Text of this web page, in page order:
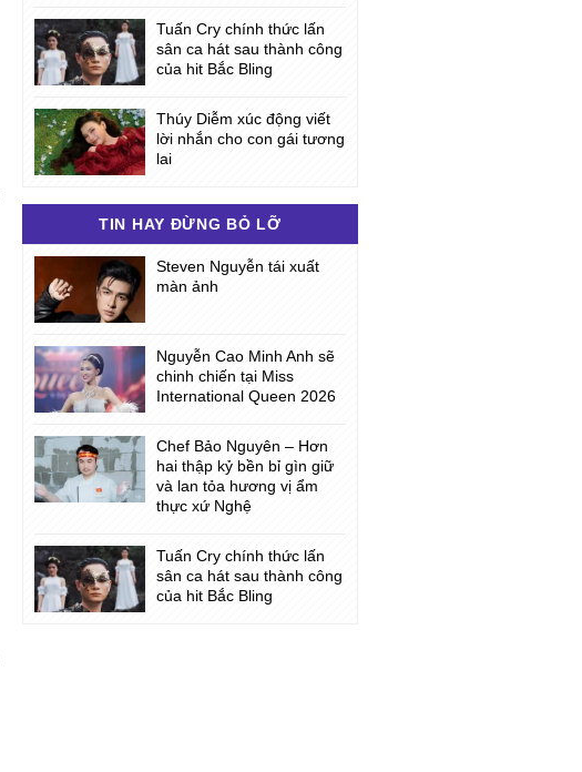
Tuấn Cry chính thức lấn
sân ca hát sau thành công
của hit Bắc Bling
Thúy Diễm xúc động viết
lời nhắn cho con gái tương
lai
TIN HAY ĐỪNG BỎ LỠ
Steven Nguyễn tái xuất
màn ảnh
Nguyễn Cao Minh Anh sẽ
chinh chiến tại Miss
International Queen 2026
Chef Bảo Nguyên – Hơn
hai thập kỷ bền bỉ gìn giữ
và lan tỏa hương vị ẩm
thực xứ Nghệ
Tuấn Cry chính thức lấn
sân ca hát sau thành công
của hit Bắc Bling